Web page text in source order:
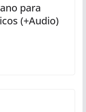
para
(+Audio)